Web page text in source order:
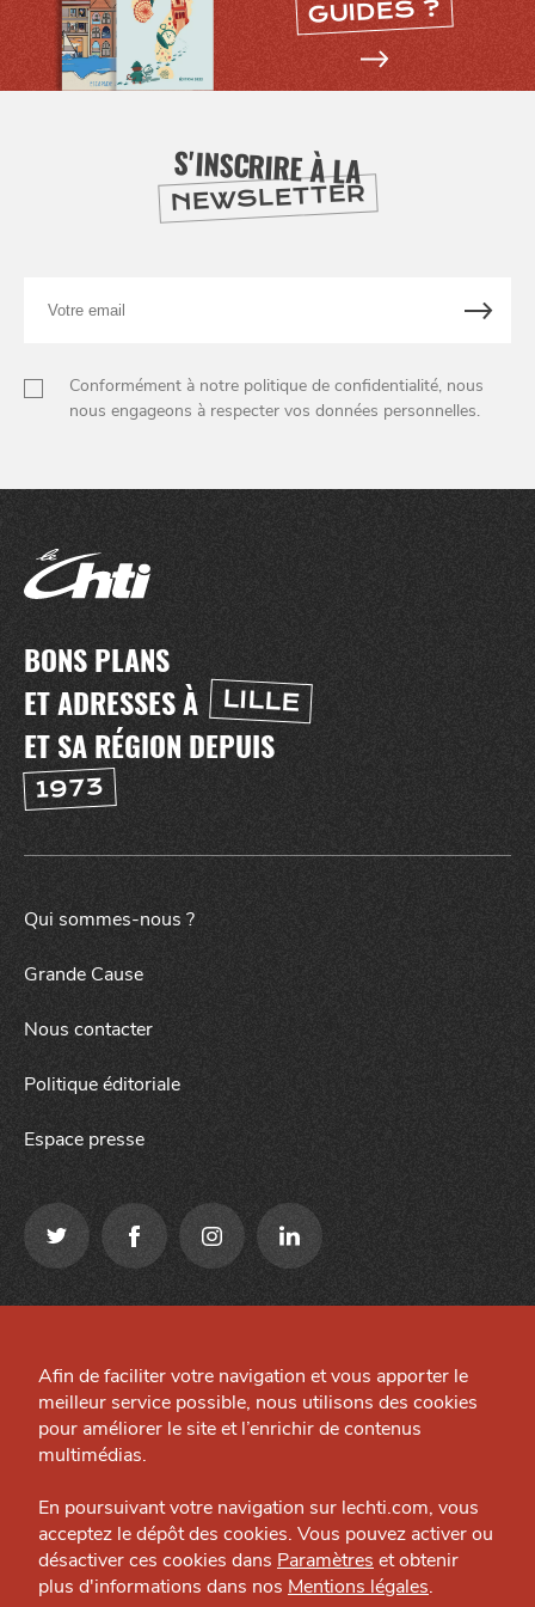
Grande Cause
Nous contacter
Politique éditoriale
Espace presse
HTITE
C
A
N
GUIDES ?
S'INSCRIRE À LA
NEWSLETTER
email
Conformément à notre politique de confidentialité, nous
nous engageons à respecter vos données personnelles.
BONS PLANS
ET ADRESSES À
LILLE
ET SA RÉGION DEPUIS
1973
Qui sommes-nous ?
Grande Cause
Nous contacter
Politique éditoriale
Espace presse
Préférences cookies
Site créé par
Afin de faciliter votre navigation et vous apporter le
meilleur service possible, nous utilisons des cookies
pour améliorer le site et l’enrichir de contenus
multimédias.
En poursuivant votre navigation sur lechti.com, vous
acceptez le dépôt des cookies. Vous pouvez activer ou
désactiver ces cookies dans Paramètres et obtenir
plus d'informations dans nos Mentions légales.